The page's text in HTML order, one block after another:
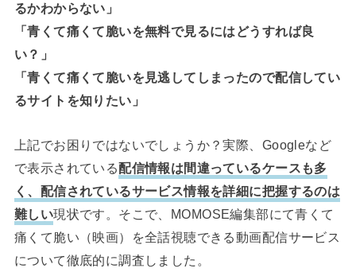
るかわからない」
「青くて痛くて脆いを無料で見るにはどうすれば良
い？」
「青くて痛くて脆いを見逃してしまったので配信してい
るサイトを知りたい」
上記でお困りではないでしょうか？実際、Googleなど
で表示されている配信情報は間違っているケースも多
く、配信されているサービス情報を詳細に把握するのは
難しい現状です。そこで、MOMOSE編集部にて青くて
痛くて脆い（映画）を全話視聴できる動画配信サービス
について徹底的に調査しました。